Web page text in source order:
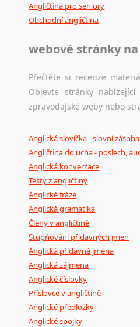
Angličtina pro seniory
Obchodní angličtina
webové stránky
Přečtěte si recenze
Objevte stránky
zpravodajské weby nebo
Anglická slovíčka - slovní zásoba
Angličtina do ucha - poslech,
Anglická konverzace
Testy z angličtiny
Anglické fráze
Anglická gramatika
Členy v angličtině
Stupňování přídavných jmen
Anglická přídavná jména
Anglická zájmena
Anglické číslovky
Příslovce v angličtině
Anglické předložky
Anglické spojky